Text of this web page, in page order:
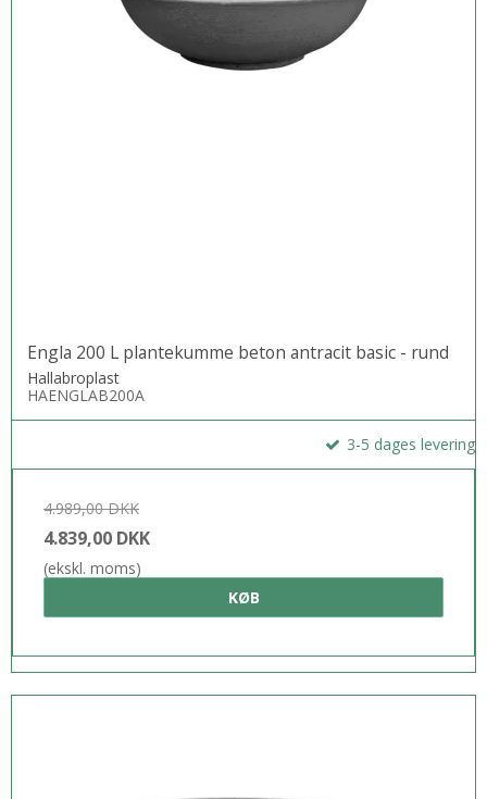
Engla 200 L plantekumme beton antracit basic - rund
Hallabroplast
HAENGLAB200A
3-5 dages levering
4.989,00 DKK
4.839,00 DKK
(ekskl. moms)
KØB